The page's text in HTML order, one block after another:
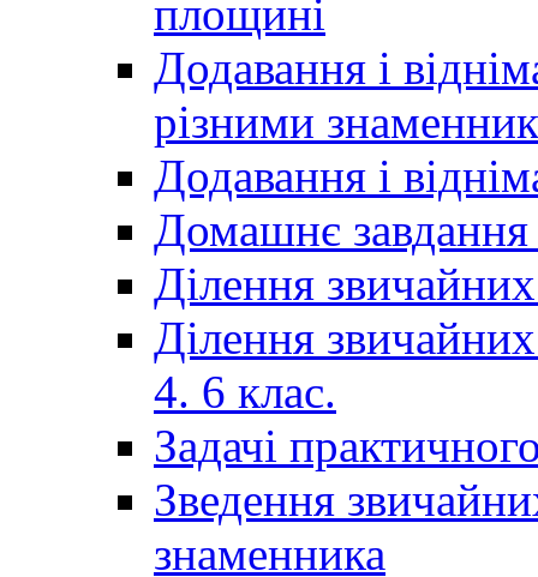
площині
Додавання і
різними
Додавання і
Домашнє завдання
Ділення
Ділення
4. 6 клас.
Задачі
Зведення
знаменника